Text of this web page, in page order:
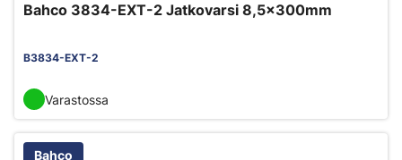
Bahco 3834-EXT-2 Jatkovarsi 8,5x300mm
B3834-EXT-2
Varastossa
Bahco